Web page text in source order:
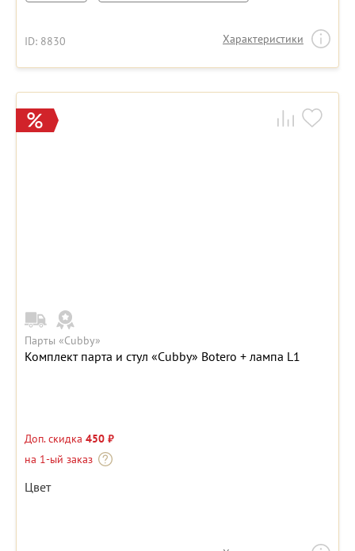
ID: 8830 Характеристики
Парты «Cubby»
Комплект парта и стул «Cubby» Botero + лампа L1
Доп. скидка 450 ₽
на 1-ый заказ
Цвет